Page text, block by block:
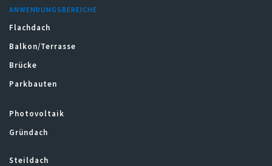
ANWENDUNGSBEREICHE
Flachdach
Balkon/Terrasse
Brücke
Parkbauten
Photovoltaik
Gründach
Steildach